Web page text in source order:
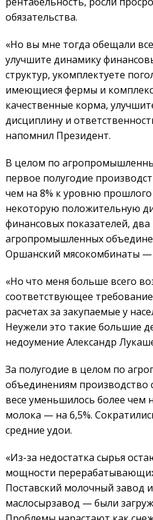
обязательства.
«Но вы мне тогда обещали
улучшите динамику
структур, укомплектуете
имеющиеся фермы и
качественные корма,
дисциплину и
напомнил Президент.
В целом по
первое полугодие
чем на 8% к уровню
некоторую положительную
финансовых показателей,
агропромышленных
Оршанский мясокомбинаты —
«Но что меня больше всего
соответствующее
расчетах за закупаемые у
Неужели это такие большие
недоумение Александр
За полугодие в целом по
объединениям
весе уменьшилось более чем
молока — на 6,5%.
средние удои.
«Из-за недостатка сырья
мощности
Поставский молочный завод
маслосырзавод — были